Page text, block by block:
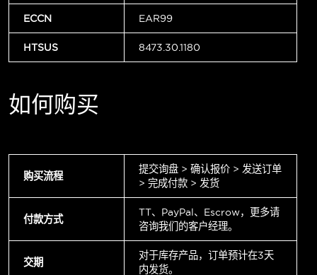
ECCN EAR99
HTSUS 8473.30.1180
如何购买
购买流程
提交询盘 > 确认报价 > 发送订单
> 完成付款 > 发货
付款方式
TT、PayPal、Escrow，更多请
咨询我们的客户经理。
交期
对于库存产品，订单预计在3天
内发货。